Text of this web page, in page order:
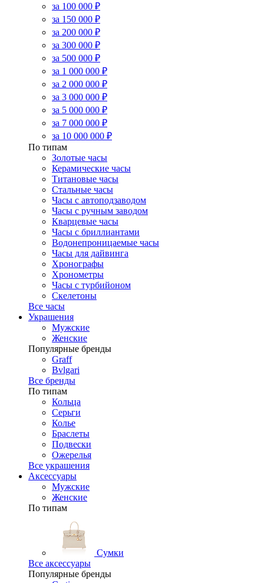
за 100 000 ₽
за 150 000 ₽
за 200 000 ₽
за 300 000 ₽
за 500 000 ₽
за 1 000 000 ₽
за 2 000 000 ₽
за 3 000 000 ₽
за 5 000 000 ₽
за 7 000 000 ₽
за 10 000 000 ₽
По типам
Золотые часы
Керамические часы
Титановые часы
Стальные часы
Часы с автоподзаводом
Часы с ручным заводом
Кварцевые часы
Часы с бриллиантами
Водонепроницаемые часы
Часы для дайвинга
Хронографы
Хронометры
Часы с турбийоном
Скелетоны
Все часы
Украшения
Мужские
Женские
Популярные бренды
Graff
Bvlgari
Все бренды
По типам
Кольца
Серьги
Колье
Браслеты
Подвески
Ожерелья
Все украшения
Аксессуары
Мужские
Женские
По типам
Сумки
Все аксессуары
Популярные бренды